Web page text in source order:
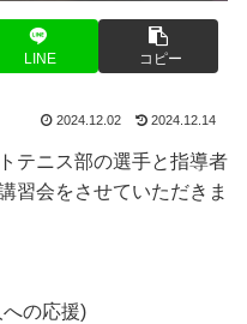
LINE コピー
2024.12.02 2024.12.14
テニス部の選手と指導者
習会をさせていただきま
への応援)